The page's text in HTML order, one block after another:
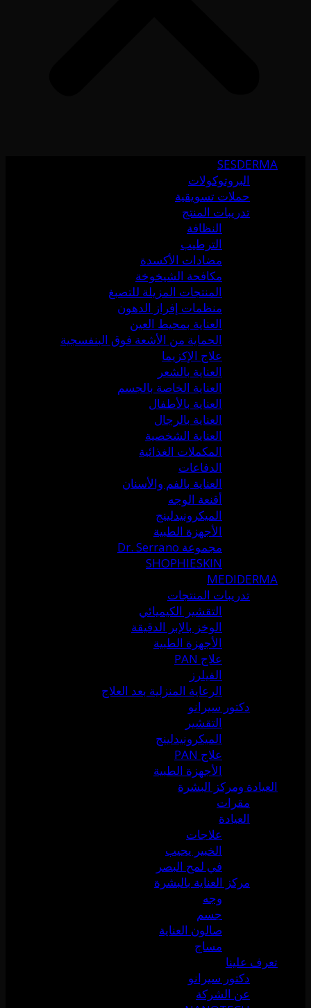
SESDERMA
البروتوكولات
حملات تسويقية
تدريبات المنتج
النظافة
الترطيب
مضادات الأكسدة
مكافحة الشيخوخة
المنتجات المزيلة للتصبغ
منظمات إفراز الدهون
العناية بمحيط العين
الحماية من الأشعة فوق البنفسجية
علاج الإكزيما
العناية بالشعر
العناية الخاصة بالجسم
العناية بالأطفال
العناية بالرجال
العناية الشخصية
المكملات الغذائية
الدفاعات
العناية بالفم والأسنان
أقنعة الوجه
الميكرونيدلينج
الأجهزة الطبية
مجموعة Dr. Serrano
SHOPHIESKIN
MEDIDERMA
تدريبات المنتجات
التقشير الكيميائي
الوخز بالإبر الدقيقة
الأجهزة الطبية
علاج PAN
الفيلرز
الرعاية المنزلية بعد العلاج
دكتور سيرانو
التقشير
الميكرونيدلينج
علاج PAN
الأجهزة الطبية
العيادة ومركز البشرة
مقرات
العيادة
علاجات
الخبير يجيب
في لمح البصر
مركز العناية بالبشرة
وجه
جسم
صالون العناية
مساج
تعرف علينا
دكتور سيرانو
عن الشركة